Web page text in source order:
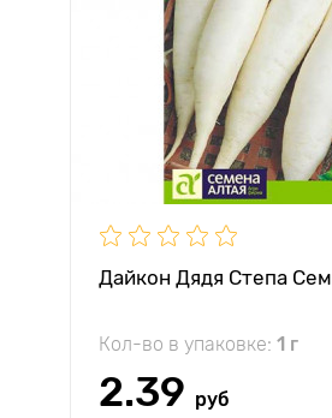
Дайкон Дядя Степа
Кол-во в упаковке: 1 г
2.39 руб